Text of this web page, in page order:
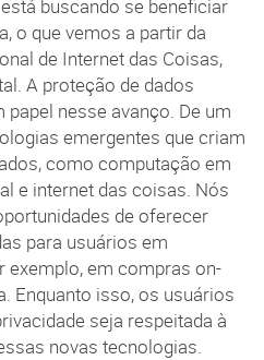
buscando se beneficiar
o que vemos a partir da
de Internet das Coisas,
A proteção de dados
nesse avanço. De um
emergentes que criam
como computação em
e internet das coisas. Nós
de oferecer
para usuários em
exemplo, em compras on-
Enquanto isso, os usuários
seja respeitada à
novas tecnologias.